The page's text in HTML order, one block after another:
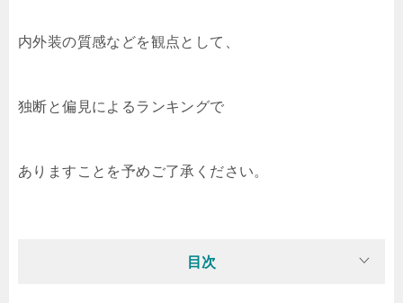
内外装の質感などを観点として、
独断と偏見によるランキングで
ありますことを予めご了承ください。
目次